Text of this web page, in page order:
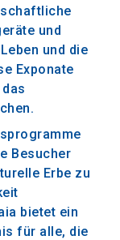
und
und die
Exponate
Besucher
Erbe zu
bietet ein
für alle, die